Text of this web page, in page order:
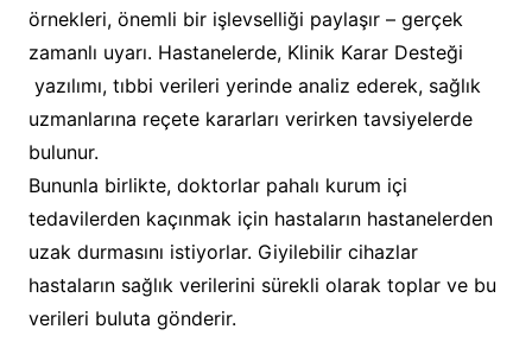
örnekleri, önemli bir işlevselliği paylaşır – gerçek
zamanlı uyarı. Hastanelerde, Klinik Karar Desteği
yazılımı, tıbbi verileri yerinde analiz ederek, sağlık
uzmanlarına reçete kararları verirken tavsiyelerde
bulunur.
Bununla birlikte, doktorlar pahalı kurum içi
tedavilerden kaçınmak için hastaların hastanelerden
uzak durmasını istiyorlar. Giyilebilir cihazlar
hastaların sağlık verilerini sürekli olarak toplar ve bu
verileri buluta gönderir.